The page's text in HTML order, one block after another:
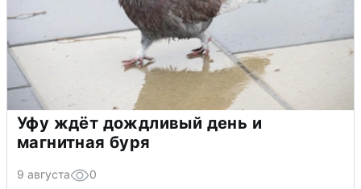
Уфу ждёт дождливый день и
магнитная буря
9 августа 0